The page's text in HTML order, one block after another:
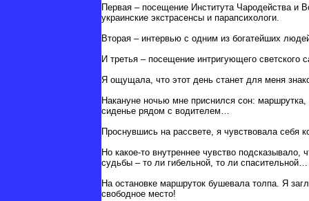
Первая – посещение Института Чародейства и
украинские экстрасенсы и парапсихологи.
Вторая – интервью с одним из богатейших
И третья – посещение интригующего светского
Я ощущала, что этот день станет для меня
Накануне ночью мне приснился сон:
сиденье рядом с водителем…
Проснувшись на рассвете, я чувствовала себя
Но какое-то внутреннее чувство
судьбы – то ли гибельной, то ли спасительной…
На остановке маршруток бушевала толпа. Я
свободное место!